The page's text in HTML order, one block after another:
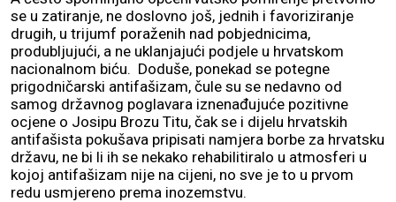
se u zatiranje, ne doslovno još, jednih i favoriziranje
drugih, u trijumf poraženih nad pobjednicima,
produbljujući, a ne uklanjajući podjele u hrvatskom
nacionalnom biću. Doduše, ponekad se potegne
prigodničarski antifašizam, čule su se nedavno od
samog državnog poglavara iznenađujuće pozitivne
ocjene o Josipu Brozu Titu, čak se i dijelu hrvatskih
antifašista pokušava pripisati namjera borbe za hrvatsku
državu, ne bi li ih se nekako rehabilitiralo u atmosferi u
kojoj antifašizam nije na cijeni, no sve je to u prvom
redu usmjereno prema inozemstvu.